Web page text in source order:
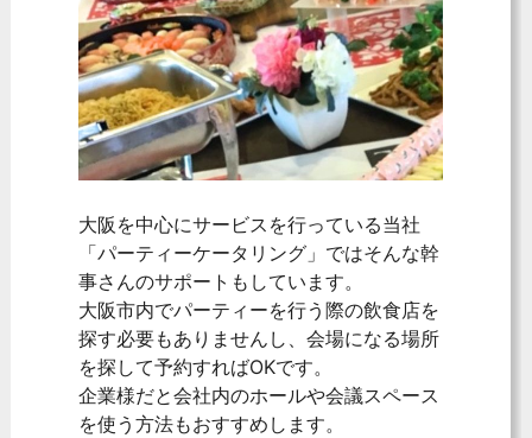
大阪を中心にサービスを行っている当社
「パーティーケータリング」ではそんな幹
事さんのサポートもしています。
大阪市内でパーティーを行う際の飲食店を
探す必要もありませんし、会場になる場所
を探して予約すればOKです。
企業様だと会社内のホールや会議スペース
を使う方法もおすすめします。